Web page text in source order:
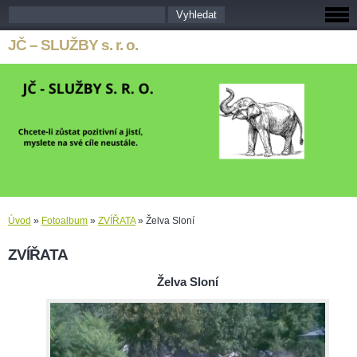
JČ – SLUŽBY s. r. o.
Úvod » Fotoalbum » ZVÍŘATA» Želva Sloní
ZVÍŘATA
Želva Sloní